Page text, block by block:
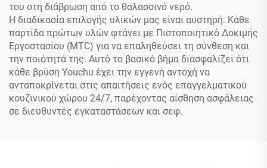
του στη διάβρωση από το θαλασσινό νερό.
Η διαδικασία επιλογής υλικών μας είναι αυστηρή. Κάθε
παρτίδα πρώτων υλών φτάνει με Πιστοποιητικό Δοκιμής
Εργοστασίου (MTC) για να επαληθεύσει τη σύνθεση και
την ποιότητά της. Αυτό το βασικό βήμα διασφαλίζει ότι
κάθε βρύση Youchu έχει την εγγενή αντοχή να
ανταποκρίνεται στις απαιτήσεις ενός επαγγελματικού
κουζινικού χώρου 24/7, παρέχοντας αίσθηση ασφάλειας
σε διευθυντές εγκαταστάσεων και σεφ.